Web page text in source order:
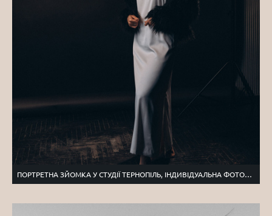
ПОРТРЕТНА ЗЙОМКА У СТУДІЇ ТЕРНОПІЛЬ, ІНДИВІДУАЛЬНА ФОТОСЕСІЯ ТЕРНОПІЛЬ, ФОТОГРАФ ТЕРНОПІЛЬ ЛЬВІВ